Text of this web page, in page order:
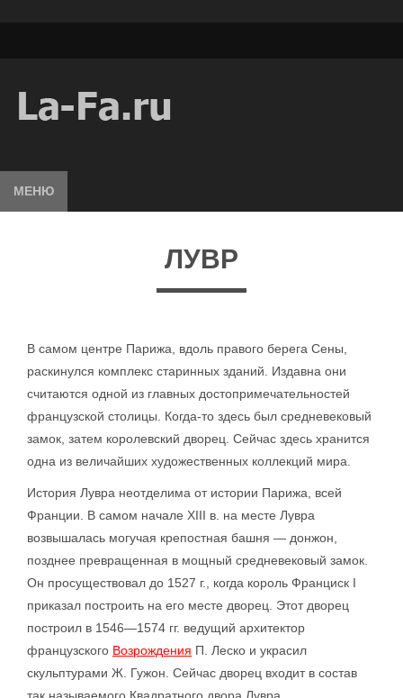
МЕНЮ
ЛУВР
В самом центре Парижа, вдоль правого берега Сены,
раскинулся комплекс старинных зданий. Издавна они
считаются одной из главных достопримечательностей
французской столицы. Когда-то здесь был средневековый
замок, затем королевский дворец. Сейчас здесь хранится
одна из величайших художественных коллекций мира.
История Лувра неотделима от истории Парижа, всей
Франции. В самом начале XIII в. на месте Лувра
возвышалась могучая крепостная башня — донжон,
позднее превращенная в мощный средневековый замок.
Он просуществовал до 1527 г., когда король Франциск I
приказал построить на его месте дворец. Этот дворец
построил в 1546—1574 гг. ведущий архитектор
французского Возрождения П. Леско и украсил
скульптурами Ж. Гужон. Сейчас дворец входит в состав